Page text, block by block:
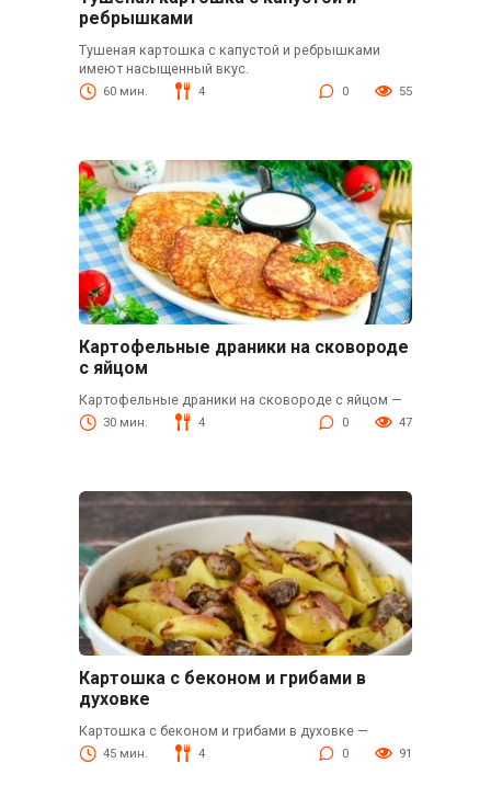
ребрышками
Тушеная картошка с капустой и ребрышками
имеют насыщенный вкус.
60 мин. 4 0 55
Картофельные драники на сковороде
с яйцом
Картофельные драники на сковороде с яйцом —
30 мин. 4 0 47
Картошка с беконом и грибами в
духовке
Картошка с беконом и грибами в духовке —
45 мин. 4 0 91